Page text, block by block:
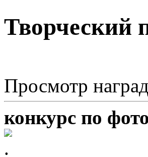
Творческий
Просмотр
конкурс по